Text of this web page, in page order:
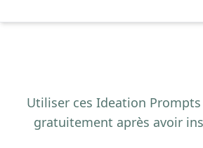
Utiliser ces Ideation Prompts
gratuitement après avoir